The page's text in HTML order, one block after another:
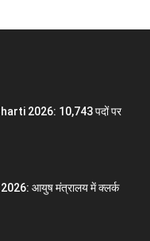
2026: 10,743 पदों पर
आयुष मंत्रालय में क्लर्क